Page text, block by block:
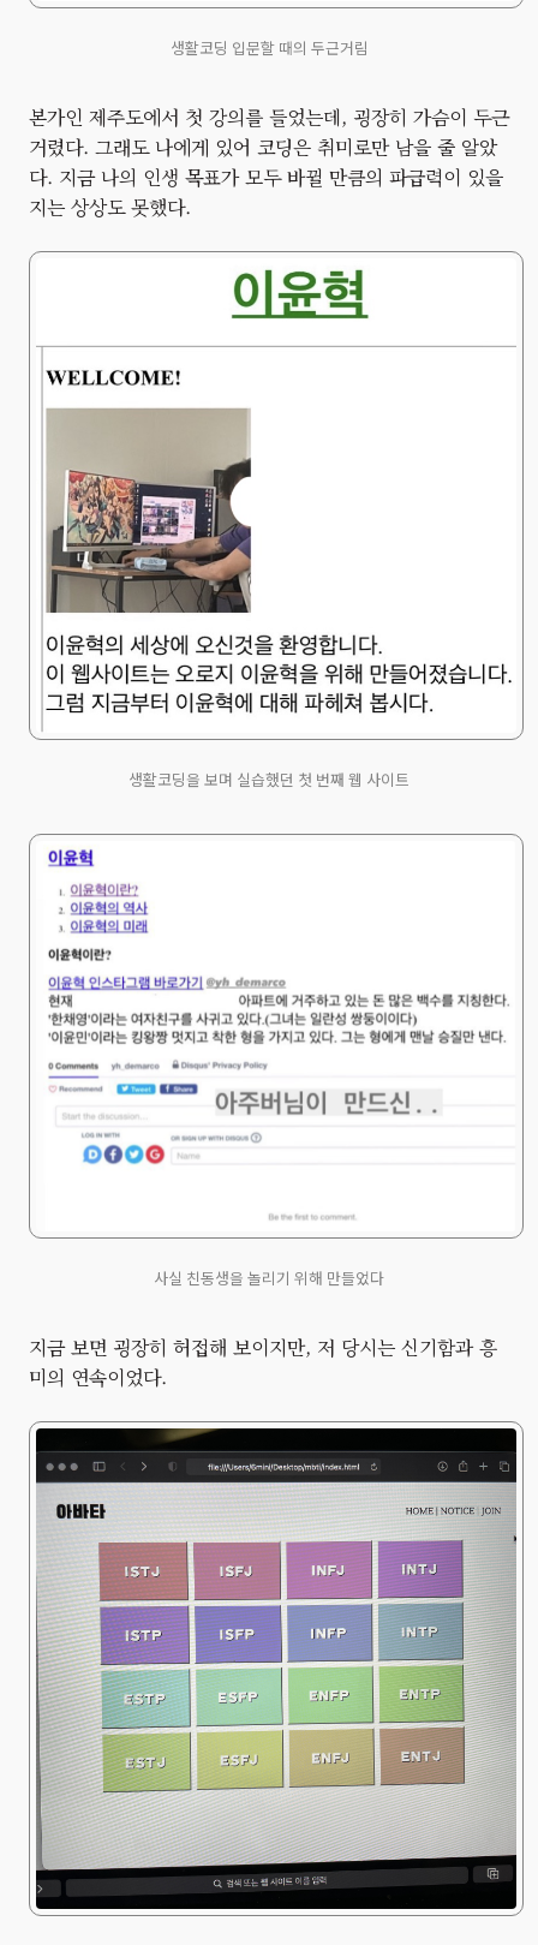
생활코딩 입문할 때의 두근거림
본가인 제주도에서 첫 강의를 들었는데, 굉장히 가슴이 두근
거렸다. 그래도 나에게 있어 코딩은 취미로만 남을 줄 알았
다. 지금 나의 인생 목표가 모두 바뀔 만큼의 파급력이 있을
지는 상상도 못했다.
생활코딩을 보며 실습했던 첫 번째 웹 사이트
사실 친동생을 놀리기 위해 만들었다
지금 보면 굉장히 허접해 보이지만, 저 당시는 신기함과 흥
미의 연속이었다.